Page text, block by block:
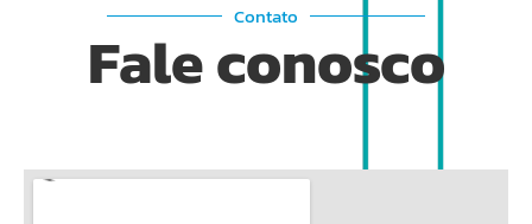
Contato
Fale conosco